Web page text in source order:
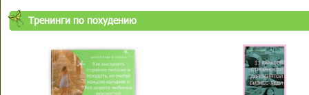
Тренинги по похудению